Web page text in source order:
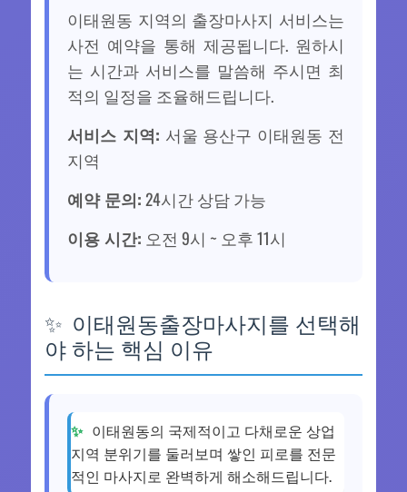
이태원동 지역의 출장마사지 서비스는
사전 예약을 통해 제공됩니다. 원하시
는 시간과 서비스를 말씀해 주시면 최
적의 일정을 조율해드립니다.
서비스 지역: 서울 용산구 이태원동 전
지역
예약 문의:24시간 상담 가능
이용 시간: 오전 9시 ~ 오후 11시
이태원동출장마사지를 선택해
야 하는 핵심 이유
이태원동의 국제적이고 다채로운 상업
지역 분위기를 둘러보며 쌓인 피로를 전문
적인 마사지로 완벽하게 해소해드립니다.